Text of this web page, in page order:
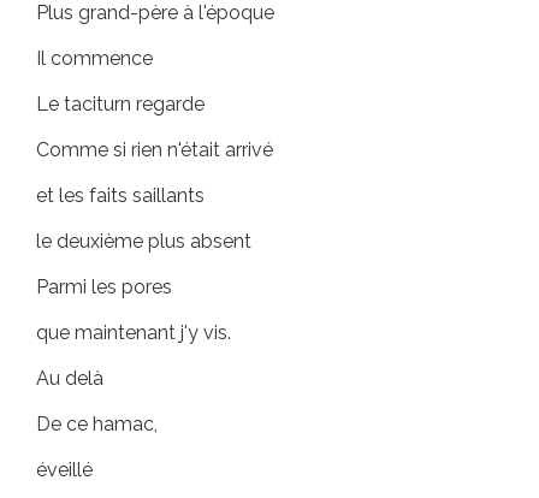
Plus grand-père à l'époque
Il commence
Le taciturn regarde
Comme si rien n'était arrivé
et les faits saillants
le deuxième plus absent
Parmi les pores
que maintenant j'y vis.
Au delà
De ce hamac,
éveillé